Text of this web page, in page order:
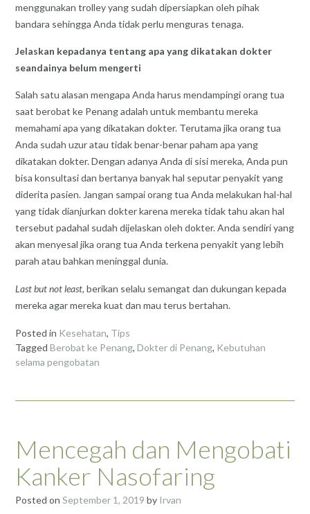
menggunakan trolley yang sudah dipersiapkan oleh pihak
bandara sehingga Anda tidak perlu menguras tenaga.
Jelaskan kepadanya tentang apa yang dikatakan dokter
seandainya belum mengerti
Salah satu alasan mengapa Anda harus mendampingi orang tua
saat berobat ke Penang adalah untuk membantu mereka
memahami apa yang dikatakan dokter. Terutama jika orang tua
Anda sudah uzur atau tidak benar-benar paham apa yang
dikatakan dokter. Dengan adanya Anda di sisi mereka, Anda pun
bisa konsultasi dan bertanya banyak hal seputar penyakit yang
diderita pasien. Jangan sampai orang tua Anda melakukan hal-hal
yang tidak dianjurkan dokter karena mereka tidak tahu akan hal
tersebut padahal sudah dijelaskan oleh dokter. Anda sendiri yang
akan menyesal jika orang tua Anda terkena penyakit yang lebih
parah atau bahkan meninggal dunia.
Last but not least, berikan selalu semangat dan dukungan kepada
mereka agar mereka kuat dan mau terus bertahan.
Posted in Kesehatan, Tips
Tagged Berobat ke Penang, Dokter di Penang, Kebutuhan
selama pengobatan
Mencegah dan Mengobati
Kanker Nasofaring
Posted on September 1, 2019 by Irvan